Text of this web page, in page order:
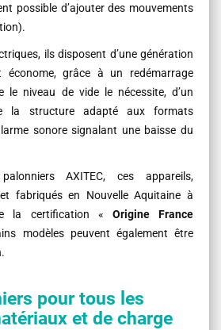
possible d’ajouter des mouvements
ils disposent d’une génération
économe, grâce à un redémarrage
le niveau de vide le nécessite, d’un
la structure adapté aux formats
sonore signalant une baisse du
AXITEC, ces appareils,
fabriqués en Nouvelle Aquitaine à
la certification « Origine France
modèles peuvent également être
pour tous les
et de charge